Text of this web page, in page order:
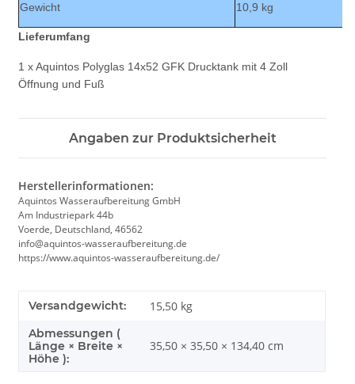
Gewicht 10,9 kg
Lieferumfang
1 x Aquintos Polyglas 14x52 GFK Drucktank mit 4 Zoll
Öffnung und Fuß
Angaben zur Produktsicherheit
Herstellerinformationen:
Aquintos Wasseraufbereitung GmbH
Am Industriepark 44b
Voerde, Deutschland, 46562
info@aquintos-wasseraufbereitung.de
https://www.aquintos-wasseraufbereitung.de/
Versandgewicht: 15,50 kg
Abmessungen (
Länge × Breite ×
Höhe ):
35,50 × 35,50 × 134,40 cm